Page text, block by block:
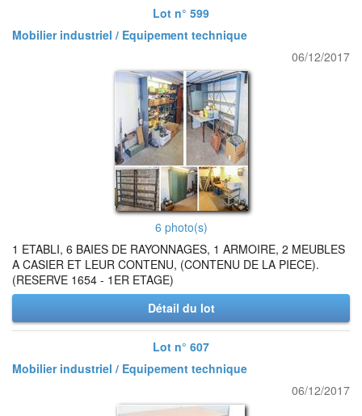
Lot n° 599
Mobilier industriel / Equipement technique
06/12/2017
6 photo(s)
1 ETABLI, 6 BAIES DE RAYONNAGES, 1 ARMOIRE, 2 MEUBLES
A CASIER ET LEUR CONTENU, (CONTENU DE LA PIECE).
(RESERVE 1654 - 1ER ETAGE)
Détail du lot
Lot n° 607
Mobilier industriel / Equipement technique
06/12/2017